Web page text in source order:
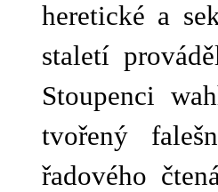
heretické a
staletí
Stoupenci
tvořený
řadového